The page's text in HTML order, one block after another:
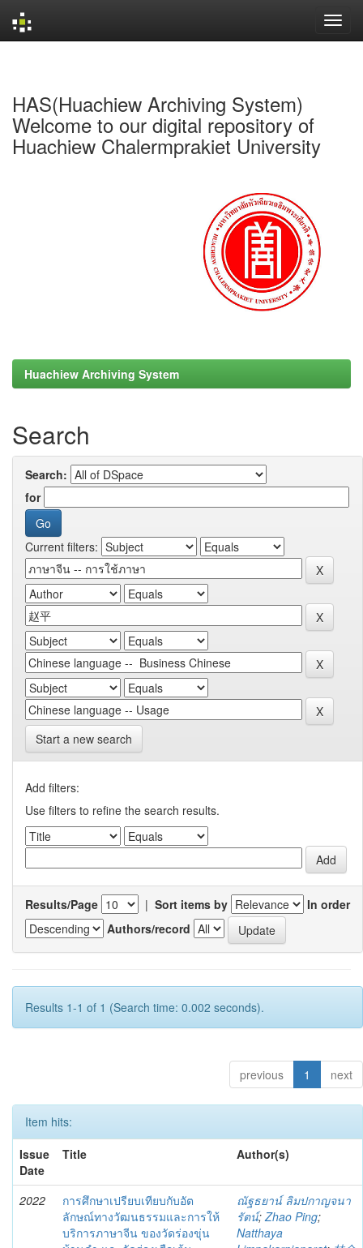
HAS(Huachiew Archiving System)
Welcome to our digital repository of
Huachiew Chalermprakiet University
Huachiew Archiving System
Search
Search:
for
Current filters:
Start a new search
Add filters:
Use filters to refine the search results.
Results/Page | Sort items by
In order
Authors/record
Results 1-1 of 1 (Search time: 0.002 seconds).
previous 1 next
Item hits:
Issue
Date
Title Author(s)
2022
การศึกษาเปรียบเทียบกับอัต
ลักษณ์ทางวัฒนธรรมและการให้
บริการภาษาจีน ของวัดร่องขุ่น
ณัฐธยาน์ ลิมปกาญจนา
รัตน์;Zhao Ping;
Natthaya